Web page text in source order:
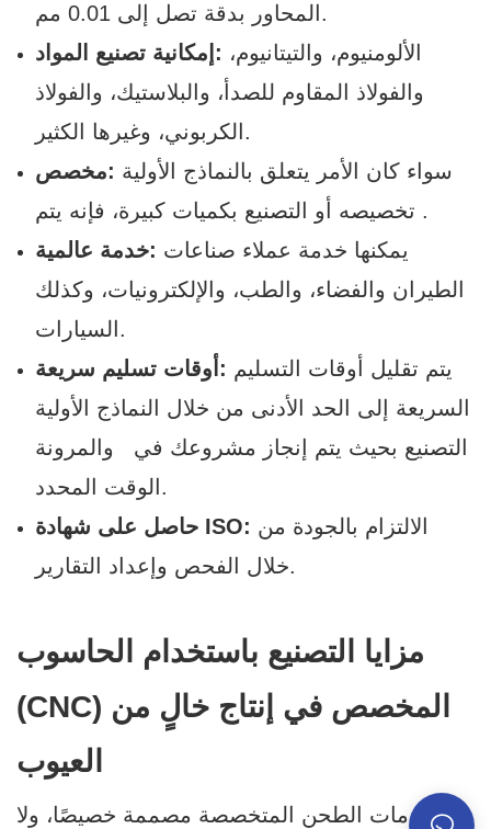
المحاور بدقة تصل إلى 0.01 مم.
إمكانية تصنيع المواد: الألومنيوم، والتيتانيوم،
والفولاذ المقاوم للصدأ، والبلاستيك، والفولاذ
الكربوني، وغيرها الكثير.
مخصص: سواء كان الأمر يتعلق بالنماذج الأولية
أو التصنيع بكميات كبيرة، فإنه يتم
تخصيصه .
خدمة عالمية: يمكنها خدمة عملاء صناعات
الطيران والفضاء، والطب، والإلكترونيات، وكذلك
السيارات.
أوقات تسليم سريعة: يتم تقليل أوقات التسليم
إلى الحد الأدنى من خلال النماذج الأولية
السريعة
والمرونة
التصنيع بحيث يتم إنجاز مشروعك في
الوقت المحدد.
حاصل على شهادة ISO: الالتزام بالجودة من
خلال الفحص وإعداد التقارير.
مزايا التصنيع باستخدام الحاسوب
(CNC) المخصص في إنتاج خالٍ من
العيوب
خدمات الطحن المتخصصة مصممة خصيصًا، ولا